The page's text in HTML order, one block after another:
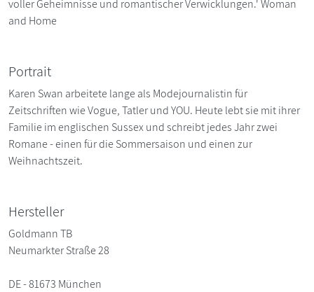
voller Geheimnisse und romantischer Verwicklungen.' Woman
and Home
Portrait
Karen Swan arbeitete lange als Modejournalistin für
Zeitschriften wie Vogue, Tatler und YOU. Heute lebt sie mit ihrer
Familie im englischen Sussex und schreibt jedes Jahr zwei
Romane - einen für die Sommersaison und einen zur
Weihnachtszeit.
Hersteller
Goldmann TB
Neumarkter Straße 28
DE - 81673 München